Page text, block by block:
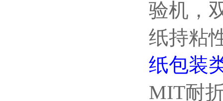
验机，
纸持粘
纸包装
MIT耐